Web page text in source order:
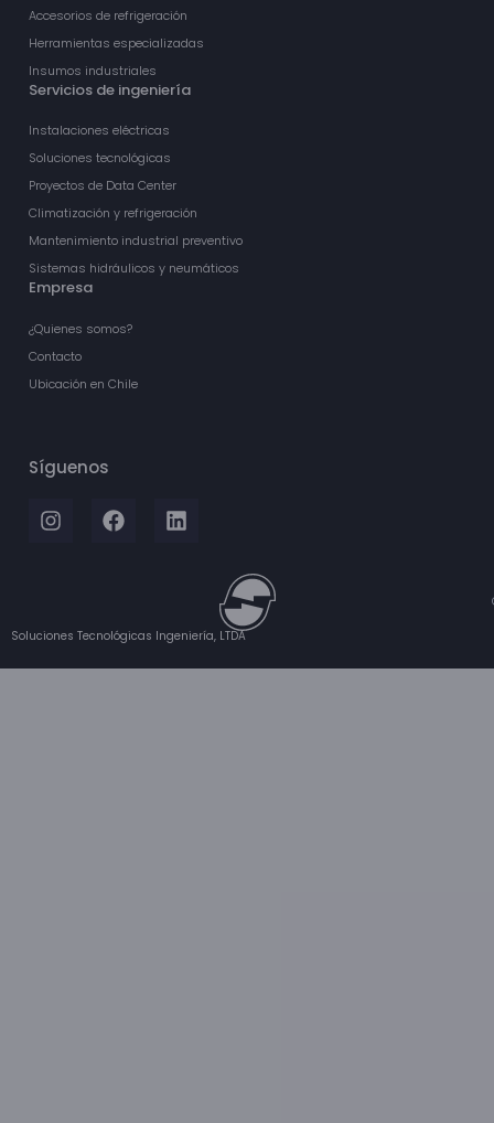
Accesorios de refrigeración
Herramientas especializadas
Insumos industriales
Servicios de ingeniería
Instalaciones eléctricas
Soluciones tecnológicas
Proyectos de Data Center
Climatización y refrigeración
Mantenimiento industrial preventivo
Sistemas hidráulicos y neumáticos
Empresa
¿Quienes somos?
Contacto
Ubicación en Chile
Síguenos
Soluciones Tecnológicas Ingeniería, LTDA